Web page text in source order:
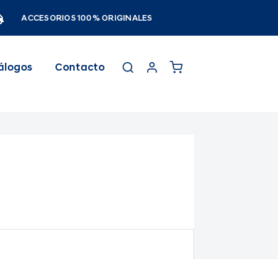
ACCESORIOS 100% ORIGINALES
Contacto